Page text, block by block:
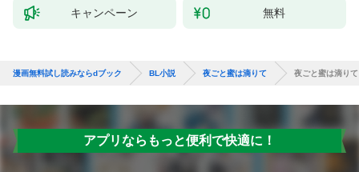
キャンペーン 無料
漫画無料試し読みならdブック BL小説 夜ごと蜜は滴りて 夜ごと蜜は滴りて
アプリならもっと便利で快適に！